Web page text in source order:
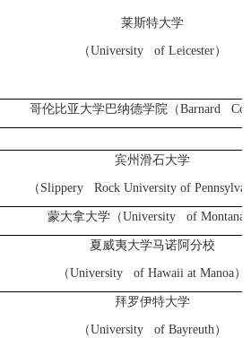
莱斯特大学
（University of Leicester）
哥伦比亚大学巴纳德学院（Barnard
宾州滑石大学
（ Slippery Rock University of
蒙大拿大学（University of Montana
夏威夷大学马诺阿分校
（University of Hawaii at Manoa）
拜罗伊特大学
（University of Bayreuth）